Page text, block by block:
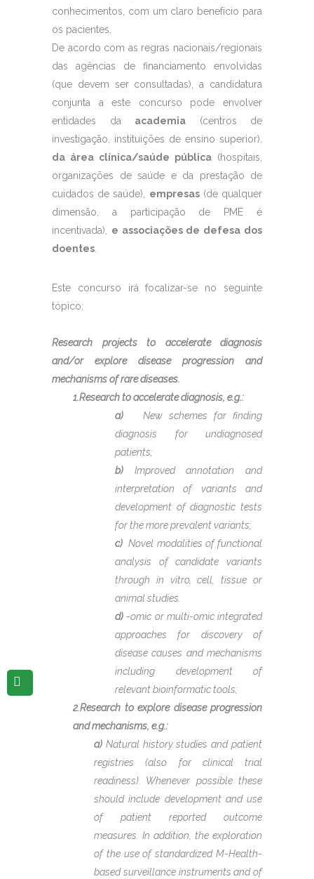
conhecimentos, com um claro benefício para
os pacientes.
De acordo com as regras nacionais/regionais
das agências de financiamento envolvidas
(que devem ser consultadas), a candidatura
conjunta a este concurso pode envolver
entidades da academia (centros de
investigação, instituições de ensino superior),
da área clínica/saúde pública (hospitais,
organizações de saúde e da prestação de
cuidados de saúde), empresas(de qualquer
dimensão, a participação de PME é
incentivada), e associações de defesa dos
doentes
Este concurso irá focalizar-se no seguinte
tópico:
Research projects to accelerate diagnosis
and/or explore disease progression and
mechanisms of rare diseases.
1.Research to accelerate diagnosis, e.g.:
a) New schemes for finding
diagnosis for undiagnosed
patients;
b) Improved annotation and
interpretation of variants and
development of diagnostic tests
for the more prevalent variants;
c) Novel modalities of functional
analysis of candidate variants
through in vitro, cell, tissue or
animal studies.
d) -omic or multi-omic integrated
approaches for discovery of
disease causes and mechanisms
including development of
relevant bioinformatic tools;
2.Research to explore disease progression
and mechanisms, e.g.:
a) Natural history studies and patient
registries (also for clinical trial
readiness). Whenever possible these
should include development and use
of patient reported outcome
measures. In addition, the exploration
of the use of standardized M-Health-
based surveillance instruments and of